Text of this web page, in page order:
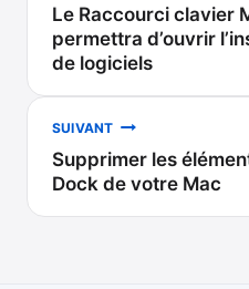
de
l’article
Le Raccourci clavier
permettra d’ouvrir
de logiciels
SUIVANT
Supprimer les
Dock de votre Mac